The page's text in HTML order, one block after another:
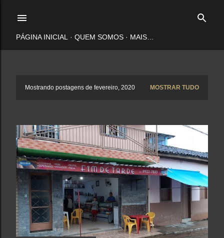
PÁGINA INICIAL QUEM SOMOS MAIS…
a
g
e
n
s
Mostrando postagens de fevereiro, 2020 MOSTRAR TUDO